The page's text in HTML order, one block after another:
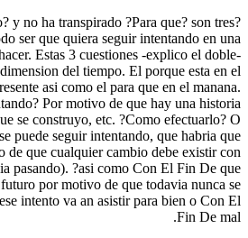
y no ha transpirado ?Para que? son tres
ser que quiera seguir intentando en una
Estas 3 cuestiones -explico el doble-
del tiempo. El porque esta en el
asi­ como el para que en el manana.
Por motivo de que hay una historia
se construyo, etc. ?Como efectuarlo? O
puede seguir intentando, que habria que
de que cualquier cambio debe existir con
pasando). ?asi­ como Con El Fin De que
por motivo de que todavia nunca se
intento va an asistir para bien o Con El
Fin De mal.